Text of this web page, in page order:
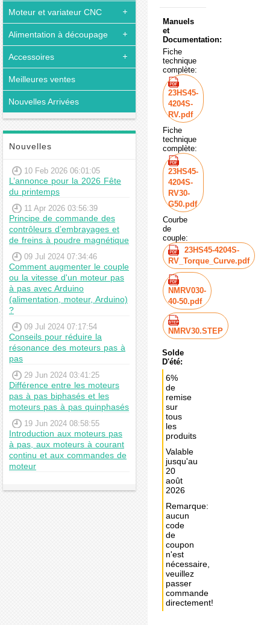
Moteur et variateur CNC
Alimentation à découpage
Accessoires
Meilleures ventes
Nouvelles Arrivées
Nouvelles
10 Feb 2026 06:01:05
L’annonce pour la 2026 Fête
du printemps
11 Apr 2026 03:56:39
Principe de commande des
contrôleurs d’embrayages et
de freins à poudre magnétique
09 Jul 2024 07:34:46
Comment augmenter le couple
ou la vitesse d'un moteur pas
à pas avec Arduino
(alimentation, moteur, Arduino)
?
09 Jul 2024 07:17:54
Conseils pour réduire la
résonance des moteurs pas à
pas
29 Jun 2024 03:41:25
Différence entre les moteurs
pas à pas biphasés et les
moteurs pas à pas quinphasés
19 Jun 2024 08:58:55
Introduction aux moteurs pas
à pas, aux moteurs à courant
continu et aux commandes de
moteur
Manuels
et
Documentation:
Fiche
technique
complète:
23HS45-
4204S-
RV.pdf
Fiche
technique
complète:
23HS45-
4204S-
RV30-
G50.pdf
Courbe
de
couple:
23HS45-4204S-
RV_Torque_Curve.pdf
NMRV030-
40-50.pdf
NMRV30.STEP
Solde
D'été:
6%
de
remise
sur
tous
les
produits
Valable
jusqu'au
20
août
2026
Remarque:
aucun
code
de
coupon
n'est
nécessaire,
veuillez
passer
commande
directement!